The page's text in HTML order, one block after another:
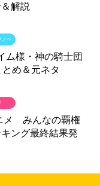
解説
ム様・神の騎士団
とめ＆元ネタ
ノベ
メ みんなの覇権
ング最終結果発